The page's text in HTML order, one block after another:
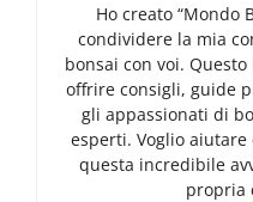
Ho creato “Mondo
condividere la mia
bonsai con voi.
offrire consigli, guide
gli appassionati di
esperti. Voglio
questa incredibile
propria